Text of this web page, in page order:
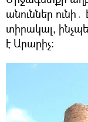
անուններ
տիրակալ,
է Արարիչ։